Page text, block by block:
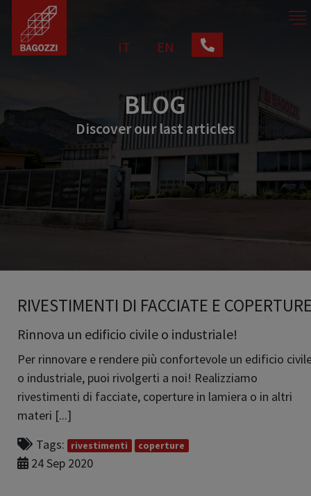
IT EN
BLOG
Discover our last articles
RIVESTIMENTI DI FACCIATE E
Rinnova un edificio civile o industriale!
Per rinnovare e rendere più confortevole un edificio
o industriale, puoi rivolgerti a noi! Realizziamo
rivestimenti di facciate, coperture in lamiera o in altri
materi [...]
Tags:
rivestimenti coperture
24 Sep 2020